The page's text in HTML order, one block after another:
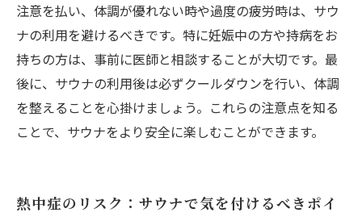
注意を払い、体調が優れない時や過度の疲労時は、サウ
ナの利用を避けるべきです。特に妊娠中の方や持病をお
持ちの方は、事前に医師と相談することが大切です。最
後に、サウナの利用後は必ずクールダウンを行い、体調
を整えることを心掛けましょう。これらの注意点を知る
ことで、サウナをより安全に楽しむことができます。
熱中症のリスク：サウナで気を付けるべきポイ